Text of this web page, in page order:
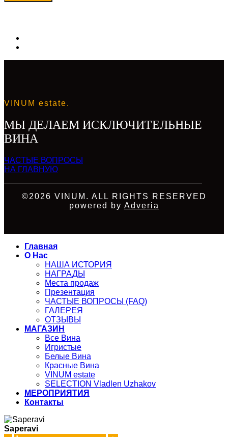
VINUM estate.
МЫ ДЕЛАЕМ ИСКЛЮЧИТЕЛЬНЫЕ
ВИНА
ЧАСТЫЕ ВОПРОСЫ
НА ГЛАВНУЮ
©2026 VINUM. ALL RIGHTS RESERVED
powered by Adveria
Главная
О Нас
НАША ИСТОРИЯ
НАГРАДЫ
Места продаж
Презентация
ЧАСТЫЕ ВОПРОСЫ (FAQ)
ГАЛЕРЕЯ
ОТЗЫВЫ
МАГАЗИН
Все Вина
Игристые
Белые Вина
Красные Вина
VINUM estate
SELECTION Vladlen Uzhakov
МЕРОПРИЯТИЯ
Контакты
Saperavi